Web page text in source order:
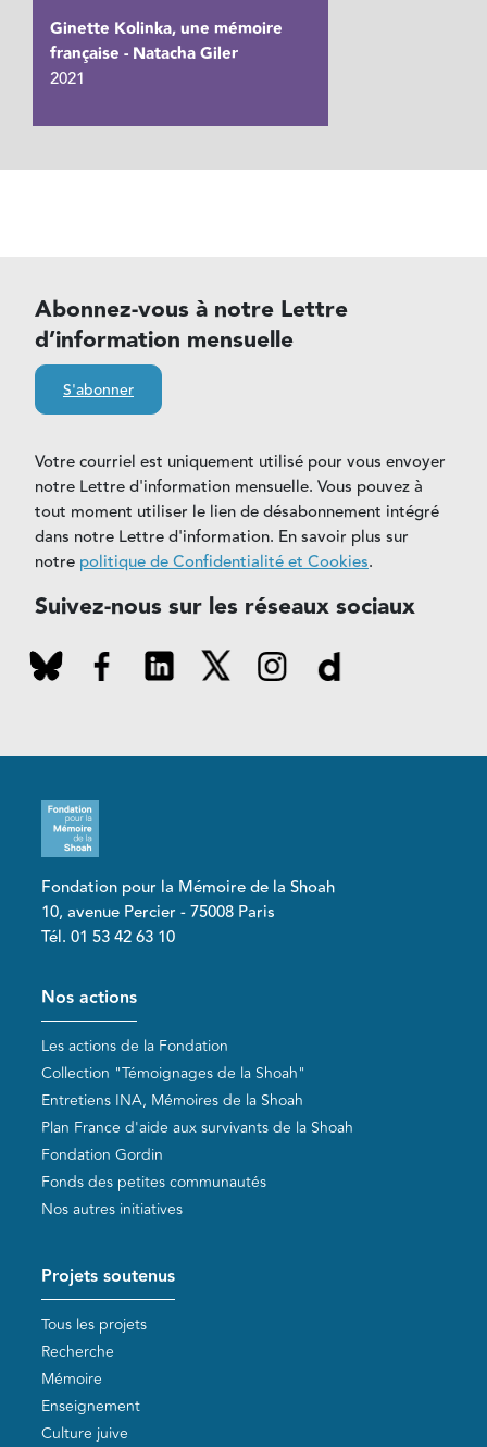
Ginette Kolinka, une mémoire
française - Natacha Giler
2021
Abonnez-vous à notre Lettre
d’information mensuelle
S'abonner
Votre courriel est uniquement utilisé pour vous envoyer
notre Lettre d'information mensuelle. Vous pouvez à
tout moment utiliser le lien de désabonnement intégré
dans notre Lettre d'information. En savoir plus sur
notre politique de Confidentialité et Cookies.
Suivez-nous sur les réseaux sociaux
Fondation pour la Mémoire de la Shoah
10, avenue Percier - 75008 Paris
Tél. 01 53 42 63 10
Pied de page
Nos actions
Les actions de la Fondation
Collection "Témoignages de la Shoah"
Entretiens INA, Mémoires de la Shoah
Plan France d'aide aux survivants de la Shoah
Fondation Gordin
Fonds des petites communautés
Nos autres initiatives
Projets soutenus
Tous les projets
Recherche
Mémoire
Enseignement
Culture juive